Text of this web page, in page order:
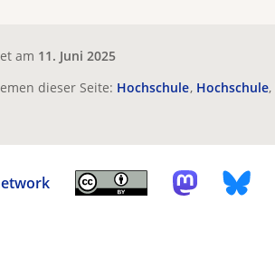
am 11. Juni 2025
dieser Seite: Hochschule Hochschule